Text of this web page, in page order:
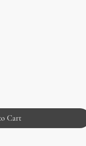
Cart